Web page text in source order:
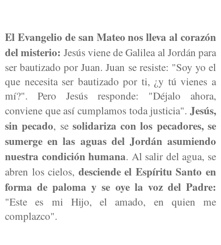
El Evangelio de san Mateo nos lleva al corazón
del misterio: Jesús viene de Galilea al Jordán para
ser bautizado por Juan. Juan se resiste: "Soy yo el
que necesita ser bautizado por ti, ¿y tú vienes a
mí?". Pero Jesús responde: "Déjalo ahora,
conviene que así cumplamos toda justicia". Jesús,
sin pecado, se solidariza con los pecadores, se
sumerge en las aguas del Jordán asumiendo
nuestra condición humana. Al salir del agua, se
abren los cielos, desciende el Espíritu Santo en
forma de paloma y se oye la voz del Padre:
"Este es mi Hijo, el amado, en quien me
complazco".